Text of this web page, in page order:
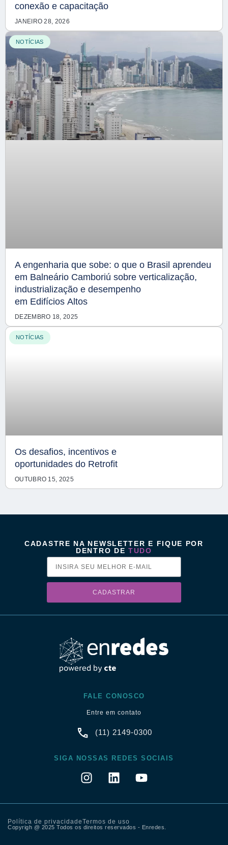
conexão e capacitação
JANEIRO 28, 2026
NOTÍCIAS
A engenharia que sobe: o que o Brasil aprendeu
em Balneário Camboriú sobre verticalização,
industrialização e desempenho
em Edifícios Altos
DEZEMBRO 18, 2025
NOTÍCIAS
Os desafios, incentivos e
oportunidades do Retrofit
OUTUBRO 15, 2025
CADASTRE NA NEWSLETTER E FIQUE POR
DENTRO DETUDO
CADASTRAR
FALE CONOSCO
Entre em contato
(11) 2149-0300
SIGA NOSSAS REDES SOCIAIS
Política de privacidade
Termos de uso
Copyrigh @ 2025 Todos os direitos reservados - Enredes.